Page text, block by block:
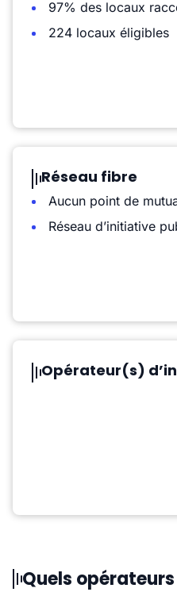
97% des locaux
224 locaux éligibles
Réseau fibre
Aucun point de
Réseau d’initiative
Opérateur(s)
Quels